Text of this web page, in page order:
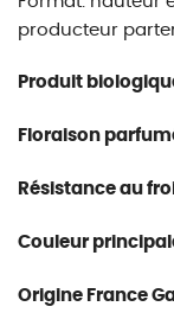
producteur
Produit
Floraison
Résistance au
Couleur
Origine France